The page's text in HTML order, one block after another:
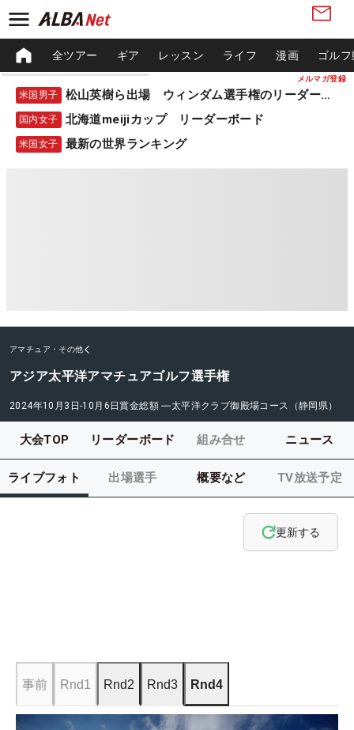
メルマガ登録
全ツアー ギア レッスン ライフ 漫画 ゴル
米国男子 松山英樹ら出場 ウィンダム選手権のリーダーボード
国内女子 北海道meijiカップ リーダーボード
米国女子 最新の世界ランキング
アマチュア・その他
アジア太平洋アマチュアゴルフ選手権
2024年10月3日-10月6日賞金総額 ―太平洋クラブ御殿場コース（静岡県）
大会TOP リーダーボード 組み合せ ニュース
ライブフォト 出場選手 概要など TV放送予定
更新する
事前 Rnd1 Rnd2 Rnd3 Rnd4